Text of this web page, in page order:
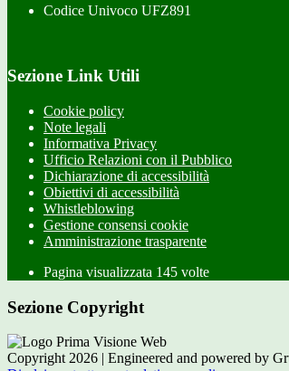
Codice Univoco UFZ891
Sezione Link Utili
Cookie policy
Note legali
Informativa Privacy
Ufficio Relazioni con il Pubblico
Dichiarazione di accessibilità
Obiettivi di accessibilità
Whistleblowing
Gestione consensi cookie
Amministrazione trasparente
Pagina visualizzata 145 volte
Sezione Copyright
Copyright 2026 | Engineered and powered by